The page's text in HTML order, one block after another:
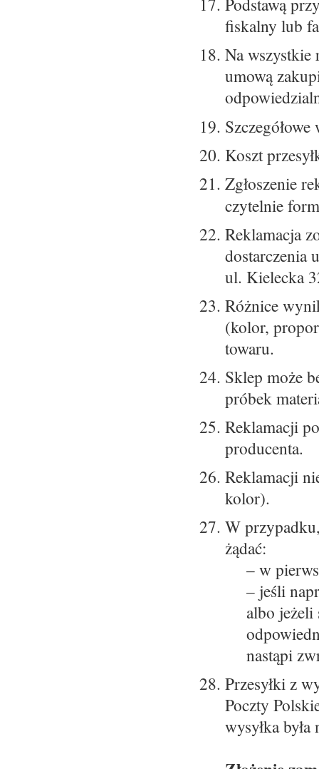
fiskalny lub
Na wszystkie
umową
Koszt
Zgłoszenie
czytelnie
Reklamacja
dostarczenia
ul. Kielecka
Różnice
(kolor,
towaru.
Sklep może
próbek
Reklamacji
producenta.
Reklamacji
kolor).
W
żądać:
– w
– jeśli
albo jeżeli
nastąpi
Przesyłki z
Poczty
wysyłka